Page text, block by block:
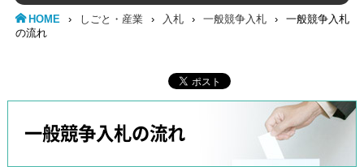
HOME › しごと・産業 › 入札 › 一般競争入札 ›
一般競争入札
の流れ
一般競争入札の流れ